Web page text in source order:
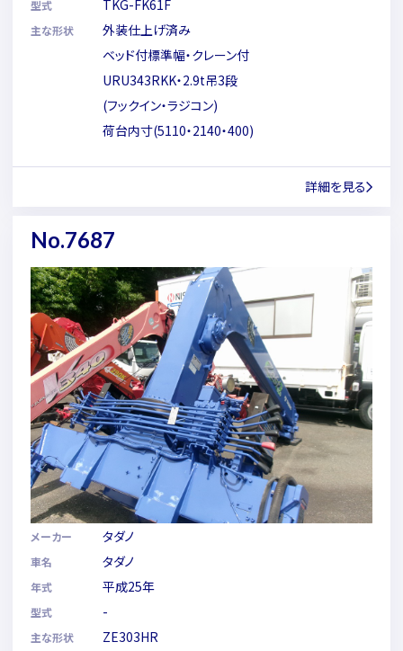
型式 TKG-FK61F
主な形状
外装仕上げ済み
ベッド付標準幅・クレーン付
URU343RKK・2.9t吊3段
(フックイン・ラジコン)
荷台内寸(5110・2140・400)
詳細を見る
No.7687
メーカー タダノ
車名 タダノ
年式 平成25年
型式 -
主な形状
ZE303HR